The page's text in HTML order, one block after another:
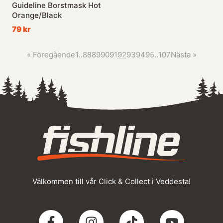
Guideline Borstmask Hot
Orange/Black
79 kr
« Föregående1..8889909192939495..107Nästa »
Välkommen till vår Click & Collect i Veddesta!